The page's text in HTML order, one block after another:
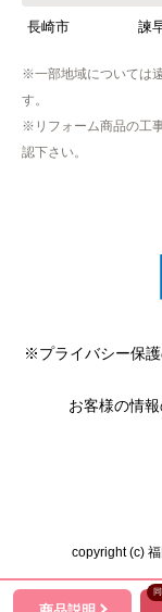
たので、仕事
予定の期日ま
はい
商品の梱包は
はい
【注文
文時期】
【このショ
長崎市 諫
※一部地域については
す。
※リフォーム商品の工
認下さい。
※プライバシー保
お客様の情
copyright (c)